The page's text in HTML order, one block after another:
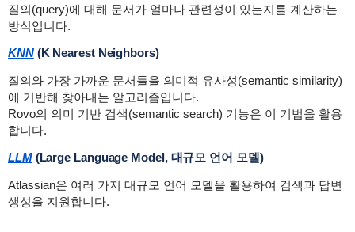
질의(query)에 대해 문서가 얼마나 관련성이 있는지를 계산하는
방식입니다.
KNN(K Nearest Neighbors)
질의와 가장 가까운 문서들을 의미적 유사성(semantic similarity)
에 기반해 찾아내는 알고리즘입니다.
Rovo의 의미 기반 검색(semantic search) 기능은 이 기법을 활용
합니다.
LLM(Large Language Model, 대규모 언어 모델)
Atlassian은 여러 가지 대규모 언어 모델을 활용하여 검색과 답변
생성을 지원합니다.